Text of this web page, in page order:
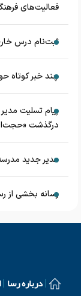
فعالیت‌های
ثبت‌نام درس
چند خبر کوتاه
پیام تسلیت
درگذشت
مدیر جدید
رسانه بخشی از
درباره رسا